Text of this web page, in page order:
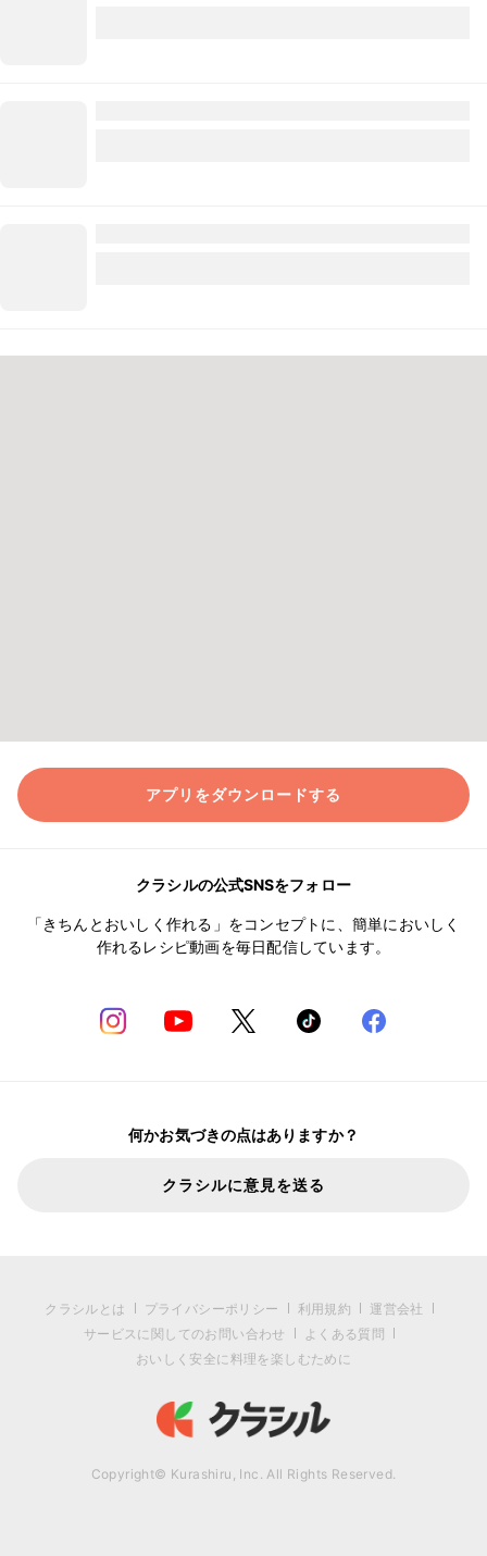
アプリをダウンロードする
クラシルの公式SNSをフォロー
「きちんとおいしく作れる」をコンセプトに、簡単においしく
作れるレシピ動画を毎日配信しています。
何かお気づきの点はありますか？
クラシルに意見を送る
クラシルとは プライバシーポリシー 利用規約
運営会社
サービスに関してのお問い合わせ
よくある質問
おいしく安全に料理を楽しむために
Copyright© Kurashiru, Inc. All Rights Reserved.